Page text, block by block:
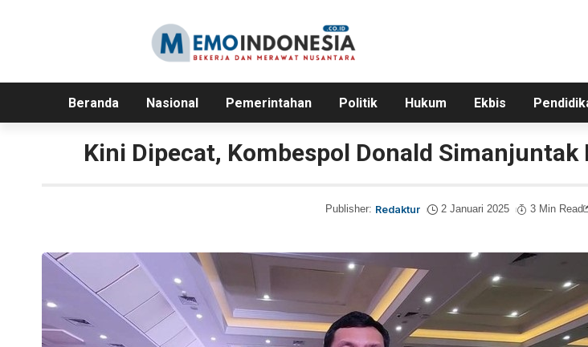
Beranda Nasional Pemerintahan Politik Hukum Ekbis
Kini Dipecat, Kombespol Donald
Publisher: Redaktur 2 Januari 2025 3 Min Read